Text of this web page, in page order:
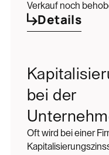
Verkauf noch
Details
bei der
Oft wird bei einer